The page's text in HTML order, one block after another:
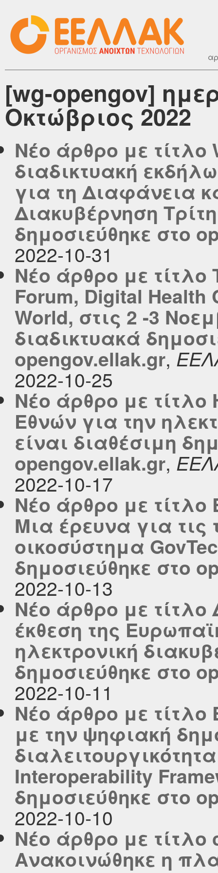
[wg-opengov]
Οκτώβριος 2022
Νέο άρθρο με τίτλο
διαδικτυακή
για τη Διαφάνεια
Διακυβέρνηση
δημοσιεύθηκε στο
2022-10-31
Νέο άρθρο με τίτλο
Forum, Digital Health
World, στις 2 -3
διαδικτυακά
opengov.ellak.gr,
2022-10-25
Νέο άρθρο με
Εθνών για την
είναι διαθέσιμη
opengov.ellak.gr,
2022-10-17
Νέο άρθρο με τίτλο
Μια έρευνα για τις
οικοσύστημα
δημοσιεύθηκε στο
2022-10-13
Νέο άρθρο με τίτλο
έκθεση της
ηλεκτρονική
δημοσιεύθηκε στο
2022-10-11
Νέο άρθρο με τίτλο
με την ψηφιακή
Interoperability
δημοσιεύθηκε στο
2022-10-10
Νέο άρθρο με τίτλο
Ανακοινώθηκε η